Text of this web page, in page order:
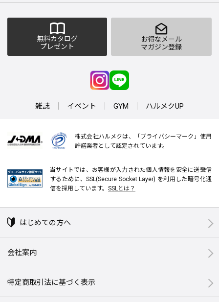
無料カタログ
プレゼント
お得なメール
マガジン登録
雑誌 イベント GYM ハルメクUP
株式会社ハルメクは、「プライバシーマーク」使用
許諾業者として認定されています。
当サイトでは、お客様が入力された個人情報を安全に送受信
するために、SSL(Secure Socket Layer) を利用した暗号化通
信を採用しています。 SSLとは？
はじめての方へ
会社案内
特定商取引法に基づく表示